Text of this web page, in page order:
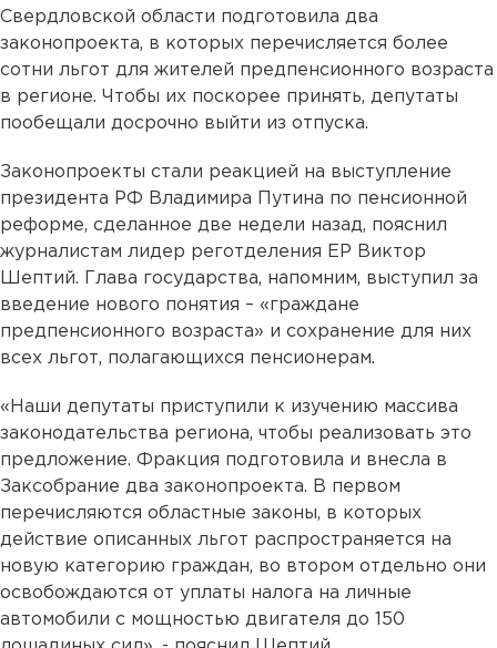
Свердловской области подготовила два
законопроекта, в которых перечисляется более
сотни льгот для жителей предпенсионного возраста
в регионе. Чтобы их поскорее принять, депутаты
пообещали досрочно выйти из отпуска.
Законопроекты стали реакцией на выступление
президента РФ Владимира Путина по пенсионной
реформе, сделанное две недели назад, пояснил
журналистам лидер реготделения ЕР Виктор
Шептий. Глава государства, напомним, выступил за
введение нового понятия – «граждане
предпенсионного возраста» и сохранение для них
всех льгот, полагающихся пенсионерам.
«Наши депутаты приступили к изучению массива
законодательства региона, чтобы реализовать это
предложение. Фракция подготовила и внесла в
Заксобрание два законопроекта. В первом
перечисляются областные законы, в которых
действие описанных льгот распространяется на
новую категорию граждан, во втором отдельно они
освобождаются от уплаты налога на личные
автомобили с мощностью двигателя до 150